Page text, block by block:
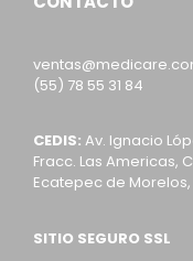
(55) 78 55 31 84
CEDIS: Av. Ignacio
Fracc. Las Americas,
Ecatepec de Morelos,
SITIO SEGURO SSL